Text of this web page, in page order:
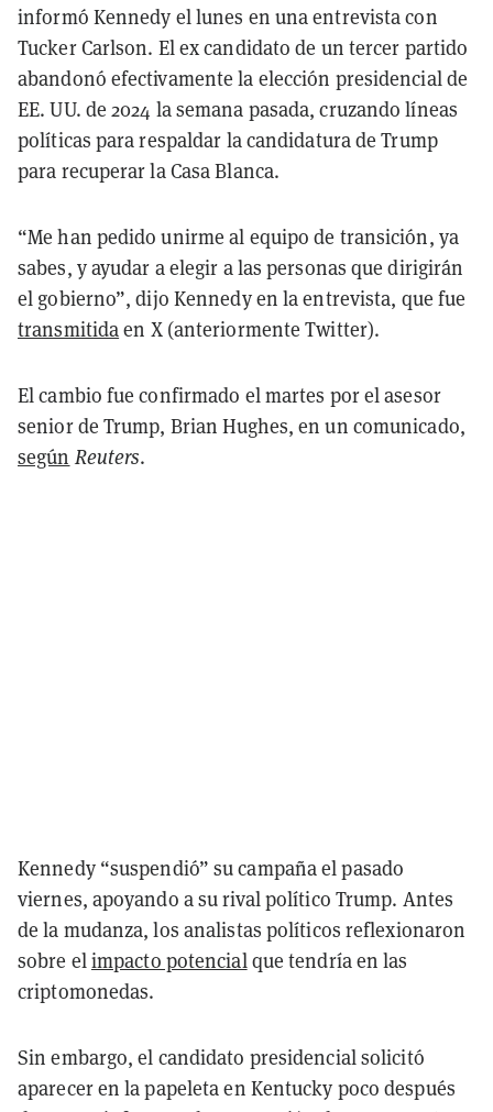
informó Kennedy el lunes en una entrevista con
Tucker Carlson. El ex candidato de un tercer partido
abandonó efectivamente la elección presidencial de
EE. UU. de 2024 la semana pasada, cruzando líneas
políticas para respaldar la candidatura de Trump
para recuperar la Casa Blanca.
“Me han pedido unirme al equipo de transición, ya
sabes, y ayudar a elegir a las personas que dirigirán
el gobierno”, dijo Kennedy en la entrevista, que fue
transmitidaen X (anteriormente Twitter).
El cambio fue confirmado el martes por el asesor
senior de Trump, Brian Hughes, en un comunicado,
según Reuters.
Kennedy “suspendió” su campaña el pasado
viernes, apoyando a su rival político Trump. Antes
de la mudanza, los analistas políticos reflexionaron
sobre elimpacto potencialque tendría en las
criptomonedas.
Sin embargo, el candidato presidencial solicitó
aparecer en la papeleta en Kentucky poco después